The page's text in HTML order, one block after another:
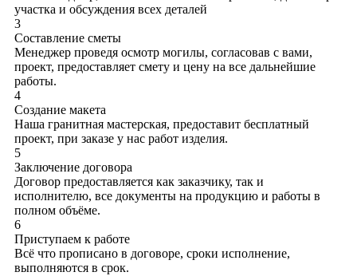
участка и обсуждения всех деталей
3
Составление сметы
Менеджер проведя осмотр могилы, согласовав с вами,
проект, предоставляет смету и цену на все дальнейшие
работы.
4
Создание макета
Наша гранитная мастерская, предоставит бесплатный
проект, при заказе у нас работ изделия.
5
Заключение договора
Договор предоставляется как заказчику, так и
исполнителю, все документы на продукцию и работы в
полном объёме.
6
Приступаем к работе
Всё что прописано в договоре, сроки исполнение,
выполняются в срок.